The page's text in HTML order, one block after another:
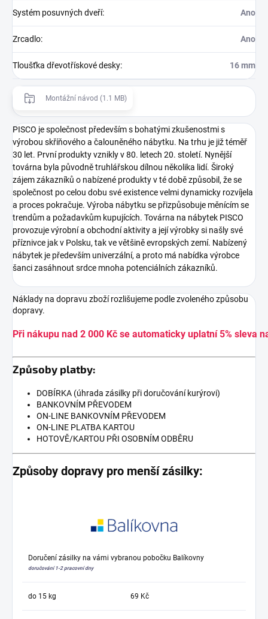
Systém posuvných dveří: Ano
Zrcadlo: Ano
Tloušťka dřevotřískové desky: 16 mm
Montážní návod (1.1 MB)
PISCO je společnost především s bohatými zkušenostmi s
výrobou skříňového a čalouněného nábytku. Na trhu je již téměř
30 let. První produkty vznikly v 80. letech 20. století. Nynější
továrna byla původně truhlářskou dílnou několika lidí. Široký
zájem zákazníků o nabízené produkty v té době způsobil, že se
společnost po celou dobu své existence velmi dynamicky rozvíjela
a proces pokračuje. Výroba nábytku se přizpůsobuje měnícím se
trendům a požadavkům kupujících. Továrna na nábytek PISCO
provozuje výrobní a obchodní aktivity a její výrobky si našly své
příznivce jak v Polsku, tak ve většině evropských zemí. Nabízený
nábytek je především univerzální, a proto má nabídka výrobce
šanci zasáhnout srdce mnoha potenciálních zákazníků.
Náklady na dopravu zboží rozlišujeme podle zvoleného způsobu
dopravy.
Při nákupu nad 2 000 Kč se automaticky uplatní 5% sleva
Způsoby platby:
DOBÍRKA (úhrada zásilky při doručování kurýrovi)
BANKOVNÍM PŘEVODEM
ON-LINE BANKOVNÍM PŘEVODEM
ON-LINE PLATBA KARTOU
HOTOVĚ/KARTOU PŘI OSOBNÍM ODBĚRU
Způsoby dopravy pro menší zásilky:
Doručení zásilky na vámi vybranou pobočku Balíkovny
doručování 1-2 pracovní dny
do 15 kg 69 Kč